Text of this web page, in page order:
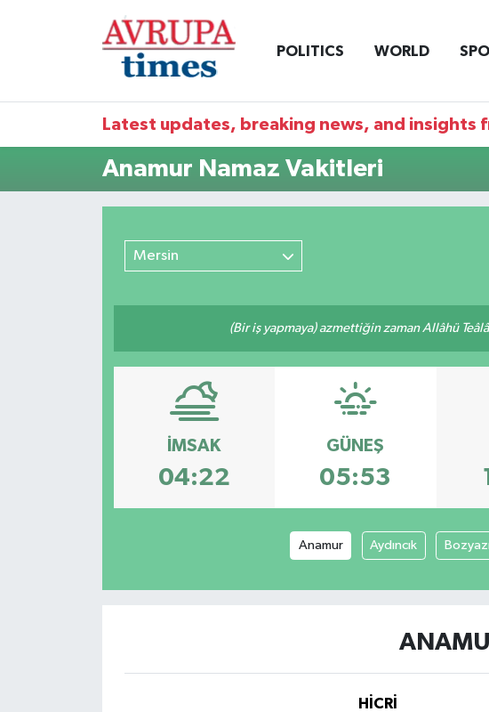
POLITICS WORLD
Latest updates, breaking news, and insights
Anamur Namaz Vakitleri
Mersin
(Bir iş yapmaya) azmettiğin zaman Allâhü
İMSAK
04:22
GÜNEŞ
05:53
Anamur Aydıncık Bozyazı
HİCRİ
Nöbetçi Eczaneler
Namaz Vakitleri
Trafik Durumu
Süper Lig Puan Durumu ve Fikstür